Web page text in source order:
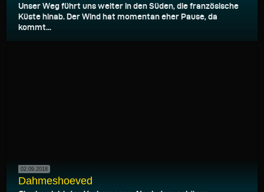
Unser Weg führt uns weiter in den Süden, die französische
Küste hinab. Der Wind hat momentan eher Pause, da
kommt...
02.09.2018
Dahmeshoeved